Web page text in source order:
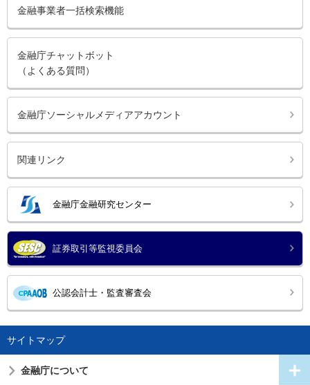
金融事業者一括検索機能
金融庁チャットボット
（よくある質問）
金融庁ソーシャルメディアアカウント
関連リンク
金融庁金融研究センター
証券取引等監視委員会
公認会計士・監査審査会
サイトマップ
金融庁について